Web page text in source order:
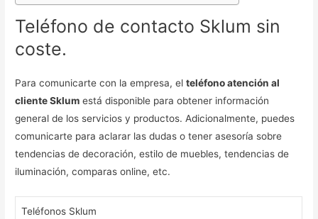
Teléfono de contacto Sklum sin
coste.
Para comunicarte con la empresa, elteléfono atención al
cliente Sklum está disponible para obtener información
general de los servicios y productos. Adicionalmente, puedes
comunicarte para aclarar las dudas o tener asesoría sobre
tendencias de decoración, estilo de muebles, tendencias de
iluminación, comparas online, etc.
Teléfonos Sklum